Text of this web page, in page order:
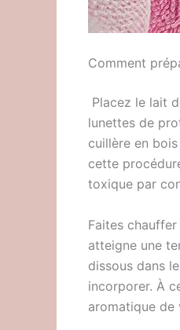
Comment
Placez le lait
lunettes de
cuillère en
cette
toxique par
Faites chauffer
atteigne une
dissous dans
incorporer. À
aromatique de